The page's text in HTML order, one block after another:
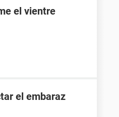
el vientre
el embaraz